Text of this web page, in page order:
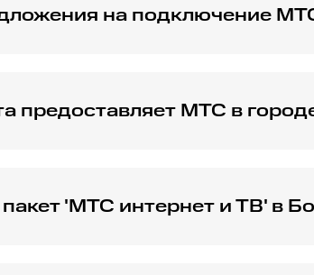
на подключение
предоставляет МТС в
'МТС интернет и ТВ' в